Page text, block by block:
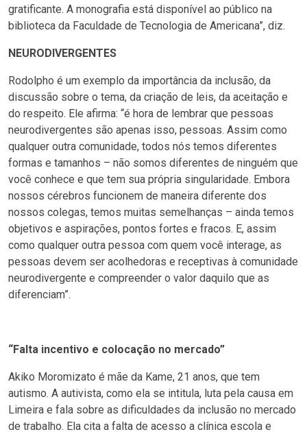
gratificante. A monografia está disponível ao público na
biblioteca da Faculdade de Tecnologia de Americana”, diz.
NEURODIVERGENTES
Rodolpho é um exemplo da importância da inclusão, da
discussão sobre o tema, da criação de leis, da aceitação e
do respeito. Ele afirma: “é hora de lembrar que pessoas
neurodivergentes são apenas isso, pessoas. Assim como
qualquer outra comunidade, todos nós temos diferentes
formas e tamanhos – não somos diferentes de ninguém que
você conhece e que tem sua própria singularidade. Embora
nossos cérebros funcionem de maneira diferente dos
nossos colegas, temos muitas semelhanças – ainda temos
objetivos e aspirações, pontos fortes e fracos. E, assim
como qualquer outra pessoa com quem você interage, as
pessoas devem ser acolhedoras e receptivas à comunidade
neurodivergente e compreender o valor daquilo que as
diferenciam”.
“Falta incentivo e colocação no mercado”
Akiko Moromizato é mãe da Kame, 21 anos, que tem
autismo. A autivista, como ela se intitula, luta pela causa em
Limeira e fala sobre as dificuldades da inclusão no mercado
de trabalho. Ela cita a falta de acesso a clínica escola e